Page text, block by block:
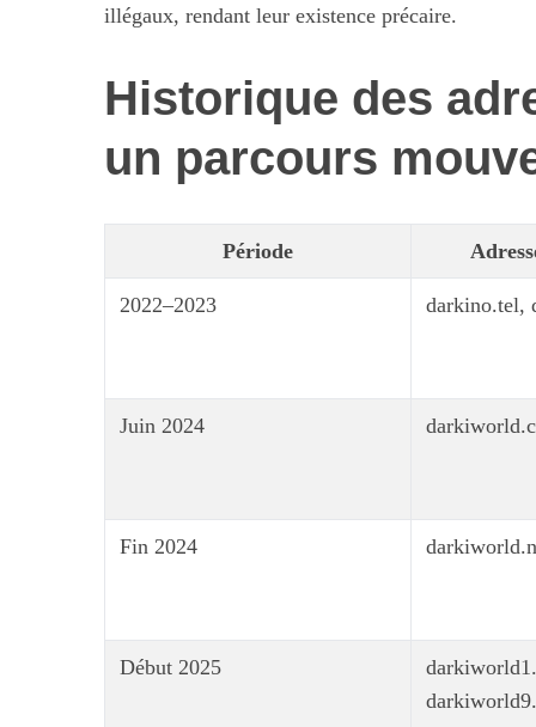
illégaux, rendant leur existence précaire.
Historique des
un parcours
Période
2022–2023 darkino.tel,
Juin 2024
Fin 2024
Début 2025
Maximiser
: